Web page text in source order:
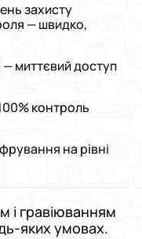
захисту
— швидко,
— миттєвий доступ
контроль
на рівні
і гравіюванням
яких умовах.